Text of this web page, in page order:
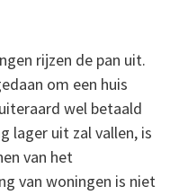
rijzen de pan uit.
om een huis
wel betaald
lager uit zal vallen, is
van het
van woningen is niet